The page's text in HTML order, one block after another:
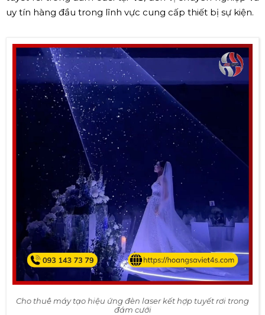
uy tín hàng đầu trong lĩnh vực cung cấp thiết bị sự kiện.
Cho thuê máy tạo hiệu ứng đèn laser kết hợp tuyết rơi trong
đám cưới